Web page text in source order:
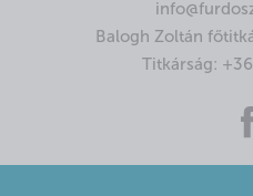
Balogh Zoltán
Titkárság: